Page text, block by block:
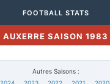
FOOTBALL STATS
AUXERRE SAISON 1983
Autres Saisons :